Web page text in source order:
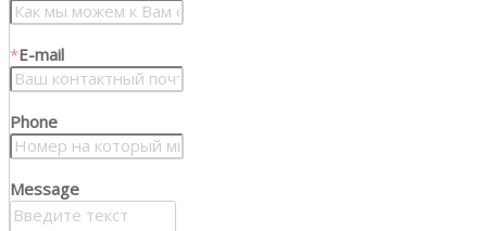
*E-mail
Phone
Message